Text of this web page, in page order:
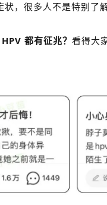
状，很多人不是特别了
都有征兆？ 看得大